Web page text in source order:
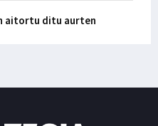
aitortu ditu aurten